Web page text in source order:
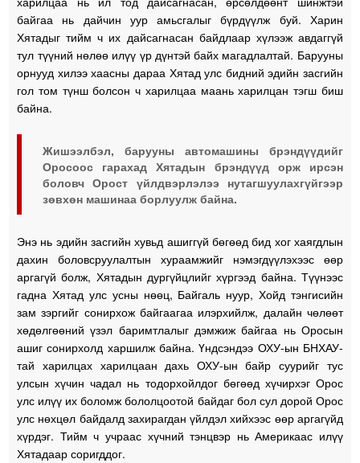
байгаа нь дайчин уур амьсгалыг бүрдүүлж буй. Харин
Хятадыг тийм ч их дайсагнасан байдлаар хүлээж авдаггүй
тул түүний нөлөө илүү үр дүнтэй байх магадлалтай. Барууны
орнууд хилээ хаасны дараа Хятад улс бидний эдийн засгийн
гол том түнш болсон ч харилцаа маань харилцан тэгш биш
байна.
Жишээлбэл, барууны автомашины брэндүүдийг
Оросоос гарахад Хятадын брэндүүд орж ирсэн
боловч Орост үйлдвэрлэлээ нутагшуулахгүйгээр
зөвхөн машинаа борлуулж байна.
Энэ нь эдийн засгийн хувьд ашиггүй бөгөөд бид хог хаягдлын
дахин боловсруулалтын хураамжийг нэмэгдүүлэхээс өөр
аргагүй болж, Хятадын дургүйцлийг хүргээд байна. Түүнээс
гадна Хятад улс усны нөөц, Байгаль нуур, Хойд тэнгисийн
зам зэргийг сонирхож байгаагаа илэрхийлж, далайн чөлөөт
хөдөлгөөний үзэл баримтлалыг дэмжиж байгаа нь Оросын
ашиг сонирхолд харшилж байна. Үндсэндээ ОХУ-ын БНХАУ-
тай харилцах харилцаан дахь ОХУ-ын байр суурийг тус
улсын хүчин чадал нь тодорхойлдог бөгөөд хүчирхэг Орос
улс илүү их боломж бололцоотой байдаг бол сул дорой Орос
улс нөхцөл байдалд захирагдан үйлдэл хийхээс өөр аргагүйд
хүрдэг. Тийм ч учраас хүчний тэнцвэр нь Америкаас илүү
Хятадаар соригддог.